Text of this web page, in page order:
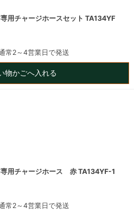
用チャージホースセット TA134YF
常2～4営業日で発送
物かごへ入れる
用チャージホース 赤 TA134YF-1
常2～4営業日で発送